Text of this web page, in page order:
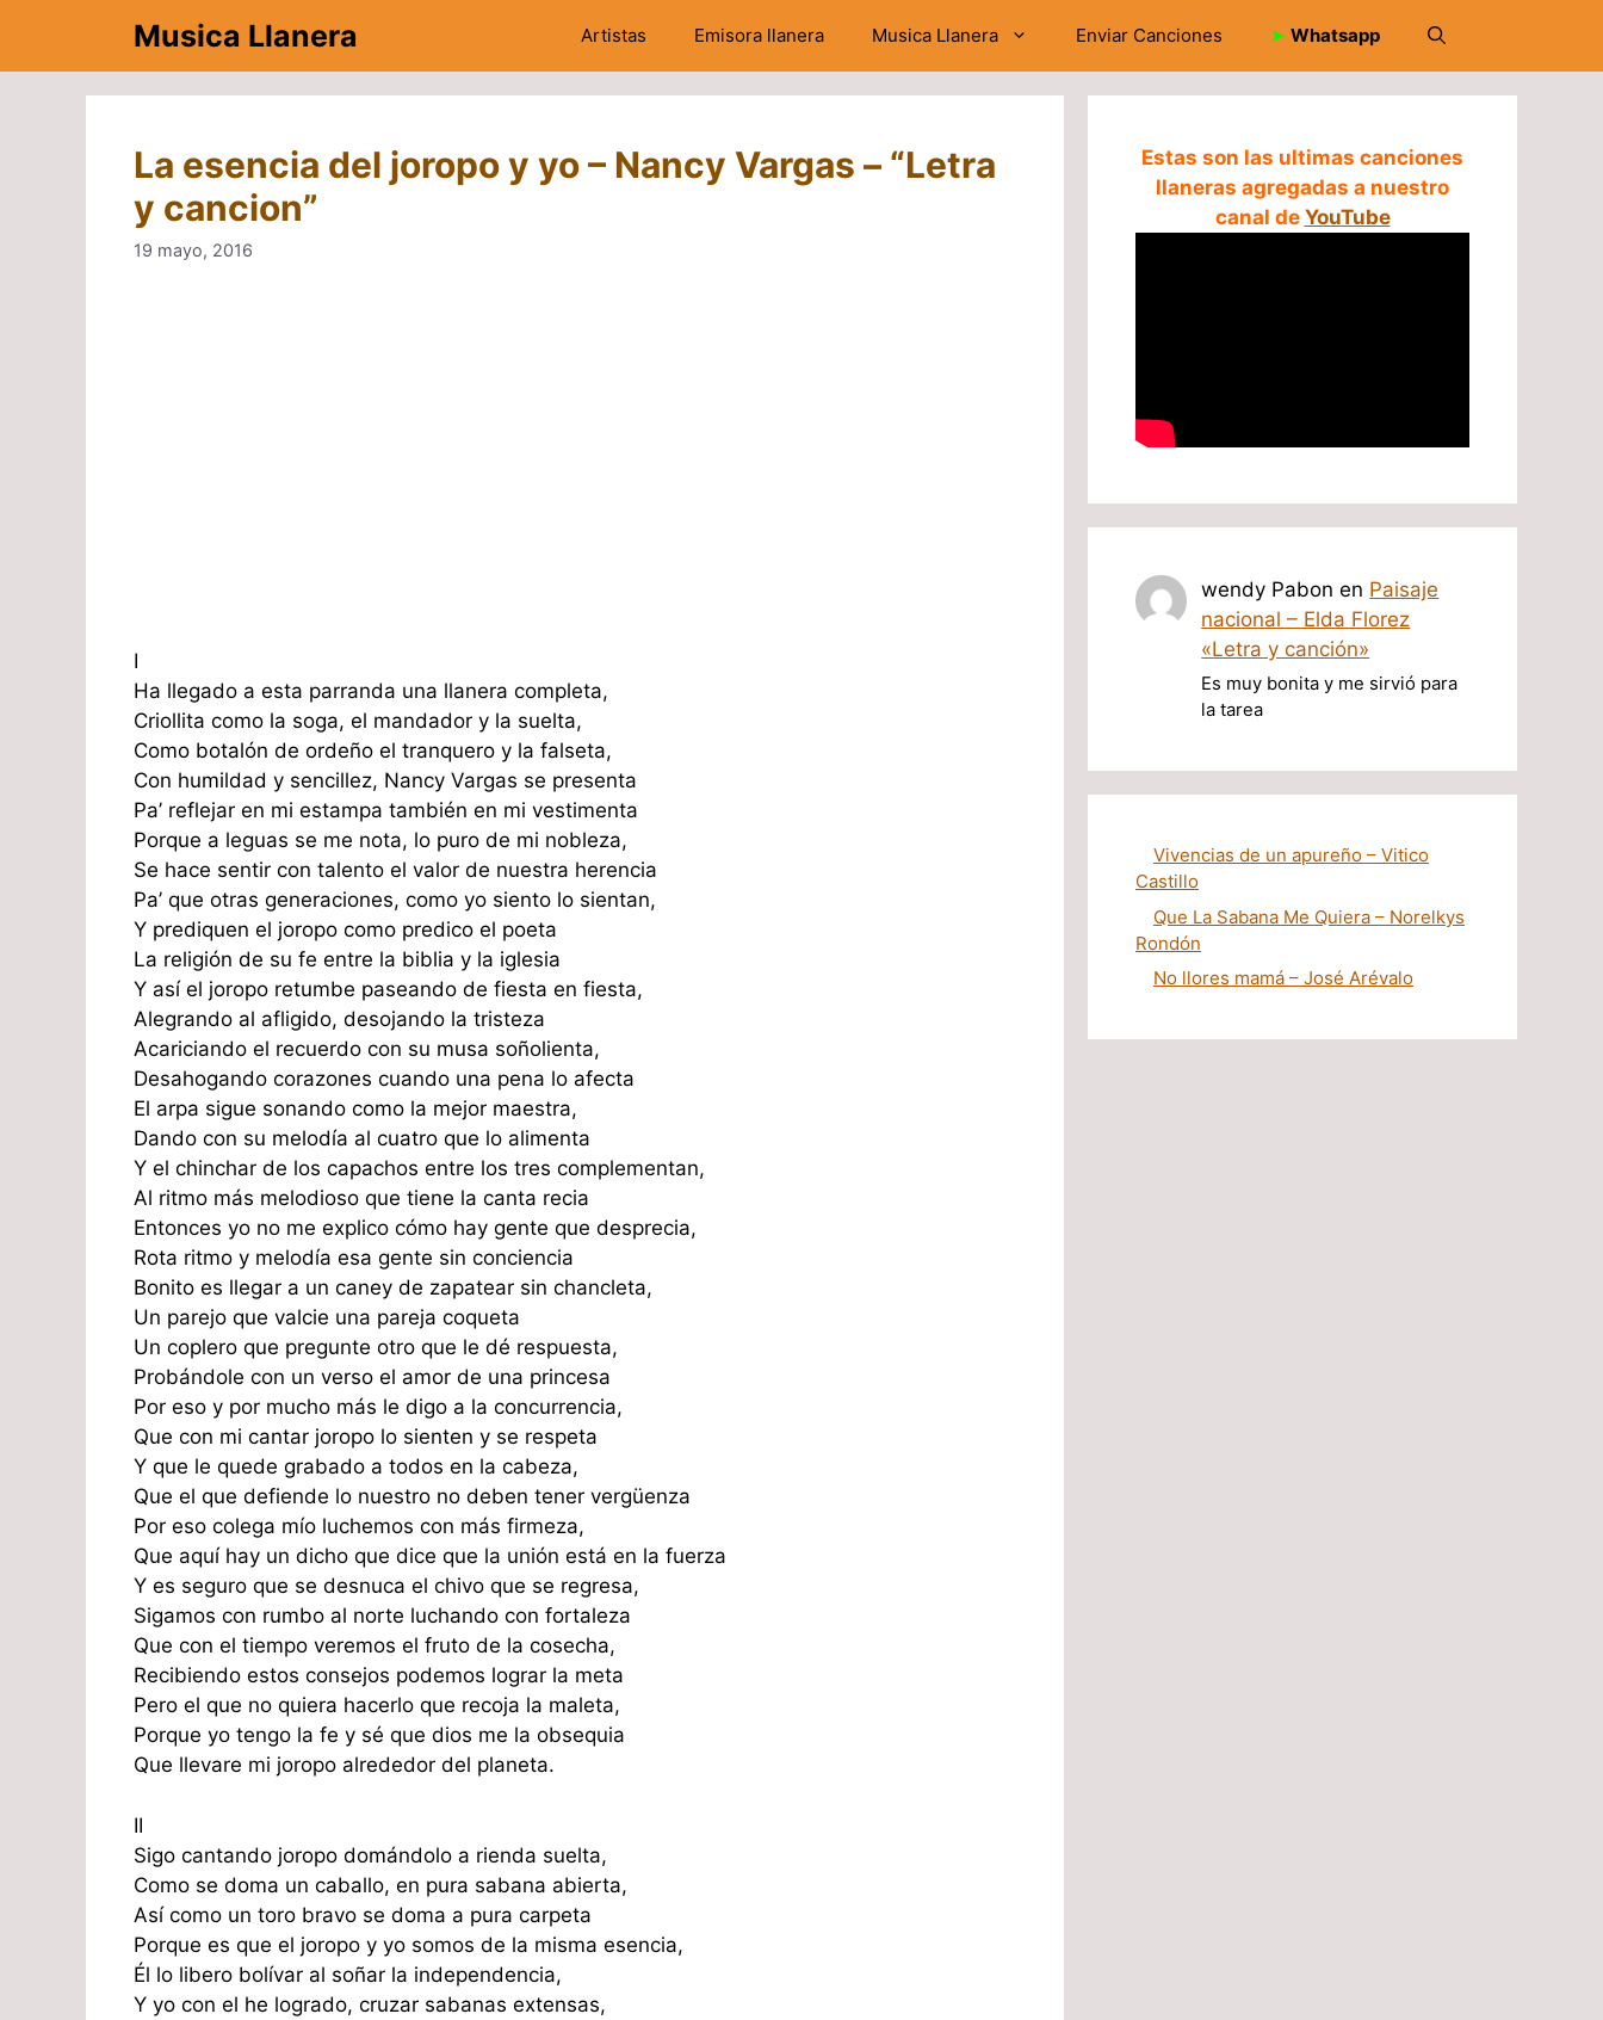
contenido
Musica Llanera Artistas Emisora llanera Musica Llanera Enviar Canciones ➤ Whatsapp
La esencia del joropo y yo – Nancy Vargas – “Letra
y cancion”
19 mayo, 2016
I
Ha llegado a esta parranda una llanera completa,
Criollita como la soga, el mandador y la suelta,
Como botalón de ordeño el tranquero y la falseta,
Con humildad y sencillez, Nancy Vargas se presenta
Pa’ reflejar en mi estampa también en mi vestimenta
Porque a leguas se me nota, lo puro de mi nobleza,
Se hace sentir con talento el valor de nuestra herencia
Pa’ que otras generaciones, como yo siento lo sientan,
Y prediquen el joropo como predico el poeta
La religión de su fe entre la biblia y la iglesia
Y así el joropo retumbe paseando de fiesta en fiesta,
Alegrando al afligido, desojando la tristeza
Acariciando el recuerdo con su musa soñolienta,
Desahogando corazones cuando una pena lo afecta
El arpa sigue sonando como la mejor maestra,
Dando con su melodía al cuatro que lo alimenta
Y el chinchar de los capachos entre los tres complementan,
Al ritmo más melodioso que tiene la canta recia
Entonces yo no me explico cómo hay gente que desprecia,
Rota ritmo y melodía esa gente sin conciencia
Bonito es llegar a un caney de zapatear sin chancleta,
Un parejo que valcie una pareja coqueta
Un coplero que pregunte otro que le dé respuesta,
Probándole con un verso el amor de una princesa
Por eso y por mucho más le digo a la concurrencia,
Que con mi cantar joropo lo sienten y se respeta
Y que le quede grabado a todos en la cabeza,
Que el que defiende lo nuestro no deben tener vergüenza
Por eso colega mío luchemos con más firmeza,
Que aquí hay un dicho que dice que la unión está en la fuerza
Y es seguro que se desnuca el chivo que se regresa,
Sigamos con rumbo al norte luchando con fortaleza
Que con el tiempo veremos el fruto de la cosecha,
Recibiendo estos consejos podemos lograr la meta
Pero el que no quiera hacerlo que recoja la maleta,
Porque yo tengo la fe y sé que dios me la obsequia
Que llevare mi joropo alrededor del planeta.
II
Sigo cantando joropo domándolo a rienda suelta,
Como se doma un caballo, en pura sabana abierta,
Así como un toro bravo se doma a pura carpeta
Porque es que el joropo y yo somos de la misma esencia,
Él lo libero bolívar al soñar la independencia,
Y yo con el he logrado, cruzar sabanas extensas,
Estas son las ultimas canciones
llaneras agregadas a nuestro
canal de YouTube
wendy Pabon en Paisaje
nacional – Elda Florez
«Letra y canción»
Es muy bonita y me sirvió para
la tarea
Vivencias de un apureño – Vitico
Castillo
Que La Sabana Me Quiera – Norelkys
Rondón
No llores mamá – José Arévalo